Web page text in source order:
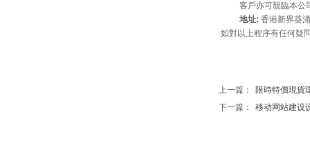
客戶亦可親臨本公
地址: 香港新界葵
如對以上程序有任何疑
上一篇：
限時特價現貨
下一篇：
移动网站建设